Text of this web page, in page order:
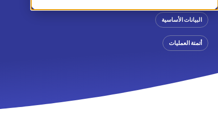
البيانات الأساسية
أتمتة العمليات